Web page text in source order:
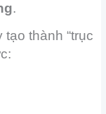
.
thành “trục